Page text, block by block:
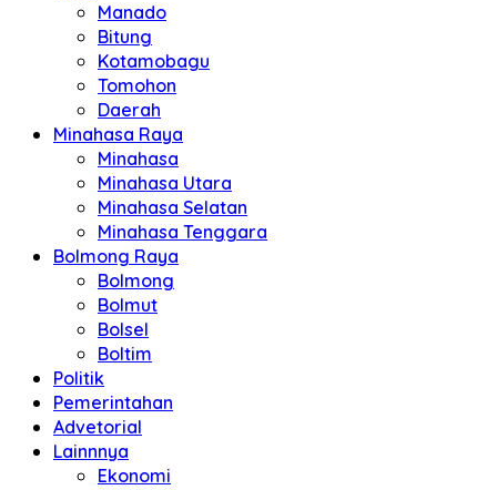
Manado
Bitung
Kotamobagu
Tomohon
Daerah
Minahasa Raya
Minahasa
Minahasa Utara
Minahasa Selatan
Minahasa Tenggara
Bolmong Raya
Bolmong
Bolmut
Bolsel
Boltim
Politik
Pemerintahan
Advetorial
Lainnnya
Ekonomi